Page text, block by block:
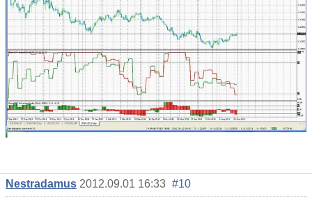
Nestradamus 2012.09.01 16:33 #10